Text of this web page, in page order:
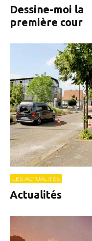
Dessine-moi la
première cour
LES ACTUALITÉS
Actualités